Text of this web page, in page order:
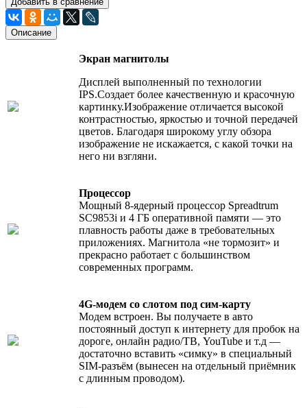
Описание
Экран магнитолы
Дисплей выполненный по технологии
IPS.Создает более качественную и красочную
картинку.Изображение отличается высокой
контрастностью, яркостью и точной передачей
цветов. Благодаря широкому углу обзора
изображение не искажается, с какой точки на
него ни взгляни.
Процессор
Мощный 8-ядерный процессор Spreadtrum
SC9853i и 4 ГБ оперативной памяти — это
плавность работы даже в требовательных
приложениях. Магнитола «не тормозит» и
прекрасно работает с большинством
современных программ.
4G-модем со слотом под сим-карту
Модем встроен. Вы получаете в авто
постоянный доступ к интернету для пробок на
дороге, онлайн радио/ТВ, YouTube и т.д —
достаточно вставить «симку» в специальный
SIM-разъём (вынесен на отдельный приёмник
с длинным проводом).